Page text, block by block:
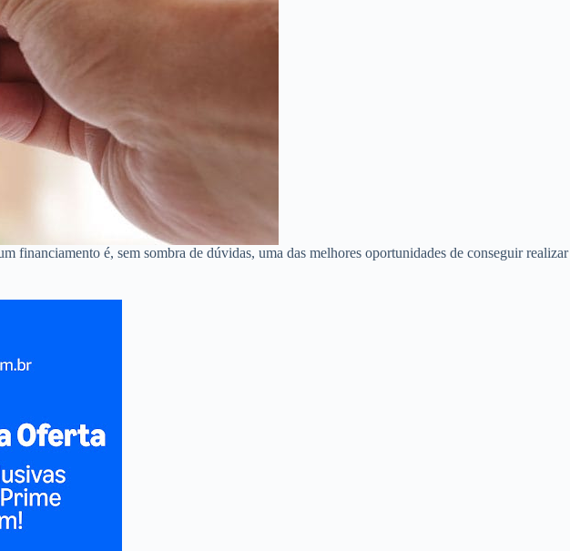
financiamento é, sem sombra de dúvidas, uma das melhores oportunidades de conseguir realizar